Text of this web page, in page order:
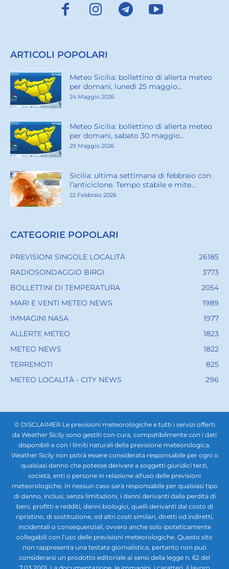
ARTICOLI POPOLARI
Meteo Sicilia: bollettino di allerta meteo
per domani, lunedì 25 maggio...
24 Maggio 2026
Meteo Sicilia: bollettino di allerta meteo
per domani, sabato 30 maggio...
29 Maggio 2026
Sicilia: ultima settimana di febbraio con
l’anticiclone. Tempo stabile e mite...
22 Febbraio 2026
CATEGORIE POPOLARI
PREVISIONI SINGOLE LOCALITÀ
26185
RADIOSONDAGGIO BIRGI
3773
BOLLETTINI DI TEMPERATURA
2054
MARI E VENTI METEO NEWS
1989
IMMAGINI NASA
1977
ALLERTE METEO
1823
METEO NEWS
1822
TERREMOTI
825
METEO LOCALITÀ - CITY NEWS
296
© DISCLAIMER Le previsioni meteorologiche e tutti i servizi offerti
da Weather Sicily sono gestiti con cura, compatibilmente con i dati
disponibili e con i limiti naturali della previsione meteorologica.
Weather Sicily non potrà essere considerata responsabile per ogni o
qualsiasi danno che potesse derivare a soggetti giuridici terzi,
società, enti o persone in relazione all'uso delle previsioni
meteorologiche. In nessun caso sarà responsabile per qualsiasi tipo
di danno, inclusi, senza limitazioni, i danni derivanti dalla perdita di
beni, profitti e redditi, danni biologici, quelli derivanti dal costo di
ripristino, di sostituzione, od altri costi similari, diretti od indiretti,
incidentali o consequenziali, ovvero anche solo ipoteticamente
collegabili con l’uso delle previsioni meteorologiche. Questo sito
non rappresenta una testata giornalistica, pertanto non può
considerarsi un prodotto editoriale ai sensi della legge n. 62 del